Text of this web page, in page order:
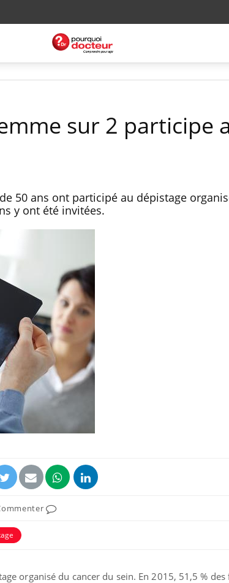
sur 2 participe
50 ans ont participé au dépistage
y ont été invitées.
organisé du cancer du sein. En 2015, 51,5 %